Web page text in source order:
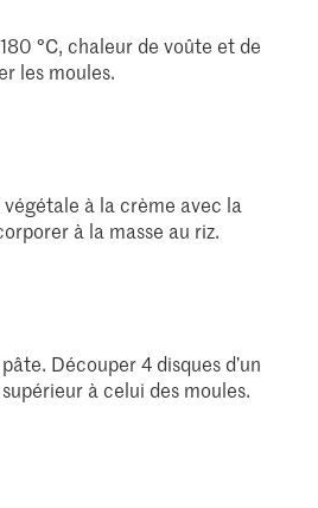
°C, chaleur de voûte et de
les moules.
à la crème avec la
à la masse au riz.
Découper 4 disques d’un
à celui des moules.